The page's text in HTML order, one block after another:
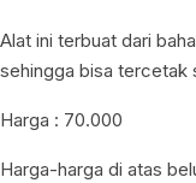
Alat ini terbuat dari
sehingga bisa tercetak
Harga : 70.000
Harga-harga di atas